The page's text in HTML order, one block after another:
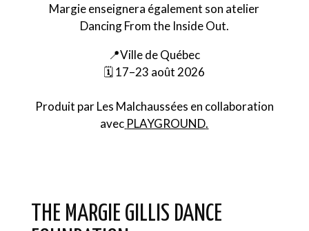
Margie enseignera également son atelier
Dancing From the Inside Out.
📍Ville de Québec
🗓 17–23 août 2026
Produit parLes Malchaussées en collaboration
avec PLAYGROUND.
THE MARGIE GILLIS DANCE